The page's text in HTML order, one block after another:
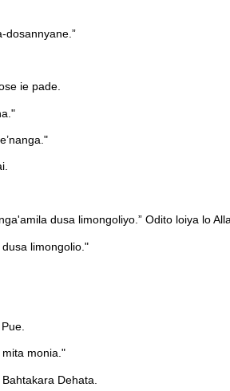
dosannyane.”
ie pade.
dusa limongoliyo.” Odito loiya lo
limongolio."
monia."
Dehata.